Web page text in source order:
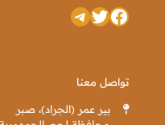
فيسبوك
تويترتيليجرام
تواصل معنا
بير عمر (الجراد)، صبر